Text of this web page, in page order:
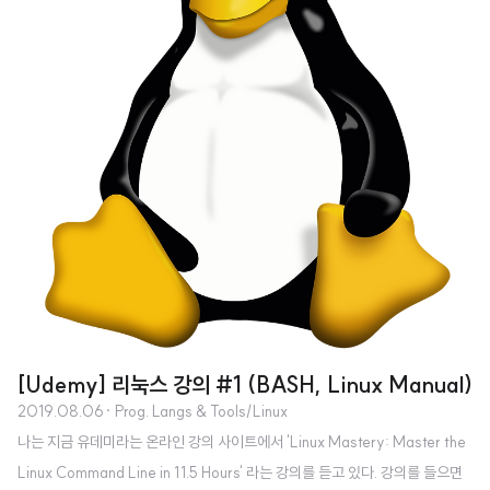
[Udemy] 리눅스 강의 #1 (BASH, Linux Manual)
2019.08.06 · Prog. Langs & Tools/Linux
나는 지금 유데미라는 온라인 강의 사이트에서 'Linux Mastery: Master the
Linux Command Line in 11.5 Hours' 라는 강의를 듣고 있다. 강의를 들으면